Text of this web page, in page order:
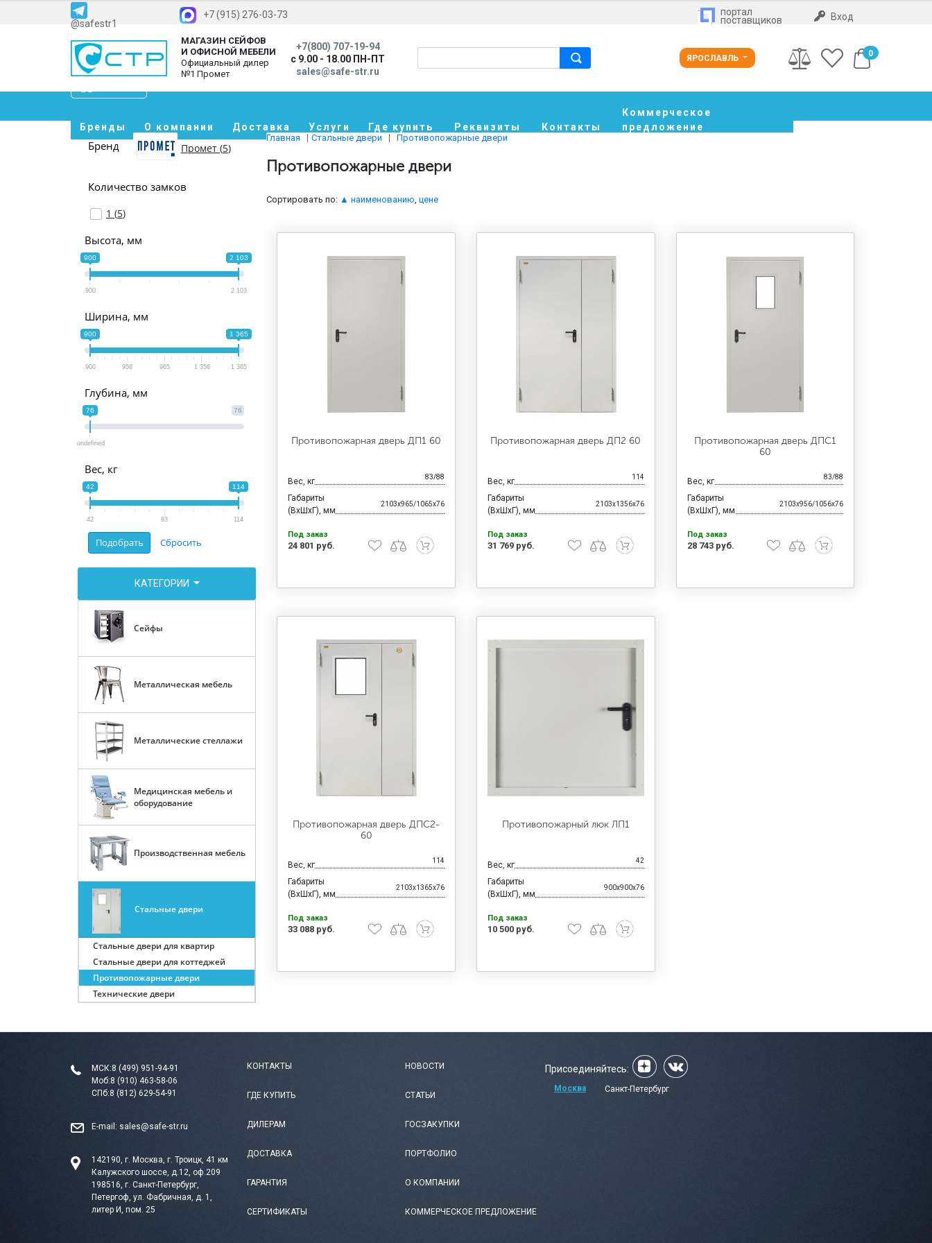
@safestr1
+7 (915) 276-03-73 портал
поставщиков Вход
МАГАЗИН СЕЙФОВ
И ОФИСНОЙ МЕБЕЛИ
Официальный дилер
№1 Промет
+7(800) 707-19-94
с 9.00 - 18.00 ПН-ПТ
sales@safe-str.ru
ЯРОСЛАВЛЬ 0
Бренды О компании Доставка Услуги Где купить Реквизиты Контакты
Коммерческое
предложение
Бренд Промет (5)
Количество замков
1 (5)
Высота, мм
900 2 103
900 2 103
Ширина, мм
900 1 365
900 956 965 1 356 1 365
Глубина, мм
76
76
undefined
Вес, кг
42 114
42 83 114
КАТЕГОРИИ
Сейфы
Металлическая мебель
Металлические стеллажи
Медицинская мебель и
оборудование
Производственная мебель
Стальные двери
Стальные двери для квартир
Стальные двери для коттеджей
Противопожарные двери
Технические двери
Главная Стальные двери Противопожарные двери
Противопожарные двери
Сортировать по: ▲ наименованию,цене
Противопожарная дверь ДП1 60
Вес, кг 83/88
Габариты
(ВхШхГ), мм
2103x965/1065x76
Под заказ
24 801 руб.
Противопожарная дверь ДП2 60
Вес, кг 114
Габариты
(ВхШхГ), мм
2103x1356x76
Под заказ
31 769 руб.
Противопожарная дверь ДПС1
60
Вес, кг 83/88
Габариты
(ВхШхГ), мм
2103x956/1056x76
Под заказ
28 743 руб.
Противопожарная дверь ДПС2-
60
Вес, кг 114
Габариты
(ВхШхГ), мм
2103x1365x76
Под заказ
33 088 руб.
Противопожарный люк ЛП1
Вес, кг 42
Габариты
(ВхШхГ), мм
900x900x76
Под заказ
10 500 руб.
МСК:8 (499) 951-94-91
Моб:8 (910) 463-58-06
СПб:8 (812) 629-54-91
E-mail: sales@safe-str.ru
142190, г. Москва, г. Троицк, 41 км
Калужского шоссе, д.12, оф.209
198516, г. Санкт-Петербург,
Петергоф, ул. Фабричная, д. 1,
литер И, пом. 25
КОНТАКТЫ
ГДЕ КУПИТЬ
ДИЛЕРАМ
ДОСТАВКА
ГАРАНТИЯ
СЕРТИФИКАТЫ
НОВОСТИ
СТАТЬИ
ГОСЗАКУПКИ
ПОРТФОЛИО
О КОМПАНИИ
КОММЕРЧЕСКОЕ ПРЕДЛОЖЕНИЕ
Присоединяйтесь:
Москва Санкт-Петербург